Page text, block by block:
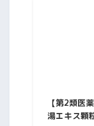
【第2類医
湯エキス顆